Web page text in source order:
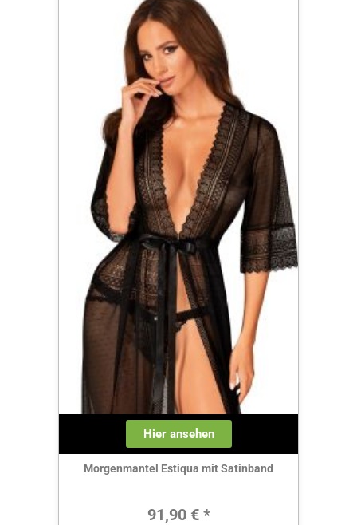
Hier ansehen
Morgenmantel Estiqua mit Satinband
Regulärer Preis:
91,90 € *